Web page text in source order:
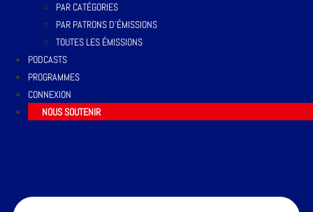
PAR CATÉGORIES
PAR PATRONS D’ÉMISSIONS
TOUTES LES ÉMISSIONS
PODCASTS
PROGRAMMES
CONNEXION
NOUS SOUTENIR